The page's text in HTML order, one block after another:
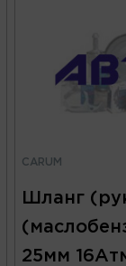
CARUM
Шланг
25мм